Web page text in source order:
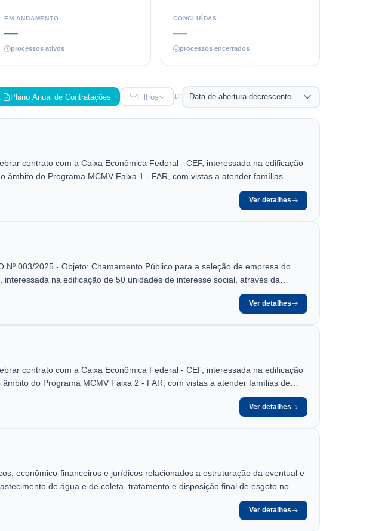
EM ANDAMENTO
—
processos ativos
CONCLUÍDAS
—
processos encerrados
Plano Anual de Contratações Filtros
contrato com a Caixa Econômica Federal - CEF, interessada na edificação
do Programa MCMV Faixa 1 - FAR, com vistas a atender famílias
Ver detalhes
Nº 003/2025 - Objeto: Chamamento Público para a seleção de empresa do
na edificação de 50 unidades de interesse social, através da
da portaria MCID nº. 47, de 17 de janeiro de 2025, com vistas a atender
às 10h. Paula Silva Araújo Cunha, Secretária Municipal de Governo,Ver detalhes
contrato com a Caixa Econômica Federal - CEF, interessada na edificação
do Programa MCMV Faixa 2 - FAR, com vistas a atender famílias de
Ver detalhes
econômico-financeiros e jurídicos relacionados a estruturação da eventual e
de água e de coleta, tratamento e disposição final de esgoto no
investimentos e com a capacidade de pagamento dos usuários, conforme
Ver detalhes